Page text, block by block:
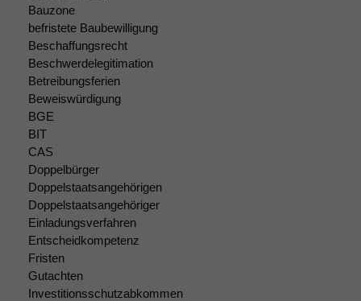
Bauzone
befristete Baubewilligung
Beschaffungsrecht
Beschwerdelegitimation
Betreibungsferien
Beweiswürdigung
BGE
BIT
CAS
Doppelbürger
Doppelstaatsangehörigen
Doppelstaatsangehöriger
Einladungsverfahren
Entscheidkompetenz
Fristen
Gutachten
Investitionsschutzabkommen